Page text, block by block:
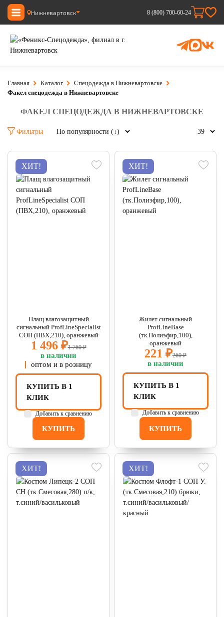
Нижневартовск 8 (800) 700-60-24
Главная Каталог
Спецодежда в Нижневартовске
Факел спецодежда в Нижневартовске
ФАКЕЛ СПЕЦОДЕЖДА В НИЖНЕВАРТОВСКЕ
Фильтры
ХИТ!
Плащ влагозащитный
сигнальный ProfLineSpecialist
СОП (ПВХ,210), оранжевый
1 496 ₽1 760 ₽
в наличии
оптом и в розницу
КУПИТЬ
КУПИТЬ В 1
КЛИК
Добавить к сравнению
ХИТ!
Жилет сигнальный
ProfLineBase
(тк.Полиэфир,100),
оранжевый
221 ₽260 ₽
в наличии
КУПИТЬ
КУПИТЬ В 1
КЛИК
Добавить к сравнению
ХИТ! ХИТ!